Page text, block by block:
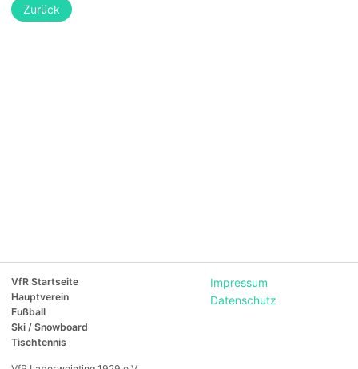
Zurück
VfR Startseite
Hauptverein
Fußball
Ski / Snowboard
Tischtennis
Impressum
Datenschutz